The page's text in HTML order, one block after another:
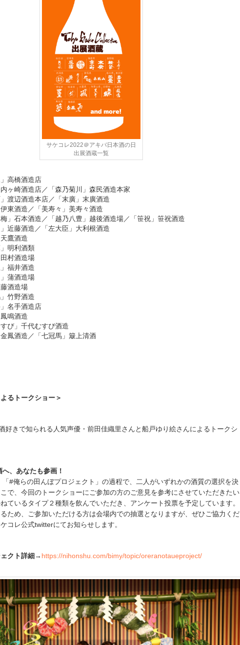
サケコレ2022＠アキバ日本酒の日
出展酒蔵一覧
高橋酒造店
ヶ崎酒造店／「森乃菊川」森民酒造本家
渡辺酒造本店／「末廣」末廣酒造
東酒造／「美寿々」美寿々酒造
」石本酒造／「越乃八豊」越後酒造場／「笹祝」笹祝酒造
近藤酒造／「左大臣」大利根酒造
鷹酒造
明利酒類
村酒造場
福井酒造
蒲酒造場
酒造場
竹野酒造
名手酒造店
鳴酒造
び」千代むすび酒造
鳳酒造／「七冠馬」簸上清酒
るトークショー＞
好きで知られる人気声優・前田佳織里さんと船戸ゆり絵さんによるトークシ
、あなたも参画！
#俺らの田んぼプロジェクト」の過程で、二人がいずれかの酒質の選択を決
で、今回のトークショーにご参加の方のご意見を参考にさせていただきたい
ているタイプ２種類を飲んでいただき、アンケート投票を予定しています。
ため、ご参加いただける方は会場内での抽選となりますが、ぜひご協力くだ
コレ公式twitterにてお知らせします。
クト詳細→ https://nihonshu.com/bimy/topic/oreranotaueproject/